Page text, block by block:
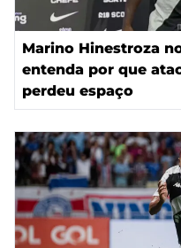
Marino Hinestroza
entenda por que
perdeu espaço